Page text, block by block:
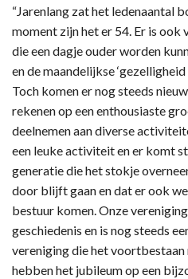
“Jarenlang zat het ledenaantal
moment zijn het er 54. Er is ook
die een dagje ouder worden
en de maandelijkse
Toch komen er nog steeds
rekenen op een enthousiaste
deelnemen aan diverse
een leuke activiteit en er komt
generatie die het stokje
door blijft gaan en dat er ook
bestuur komen. Onze
geschiedenis en is nog steeds
vereniging die het voortbestaan
hebben het jubileum op een